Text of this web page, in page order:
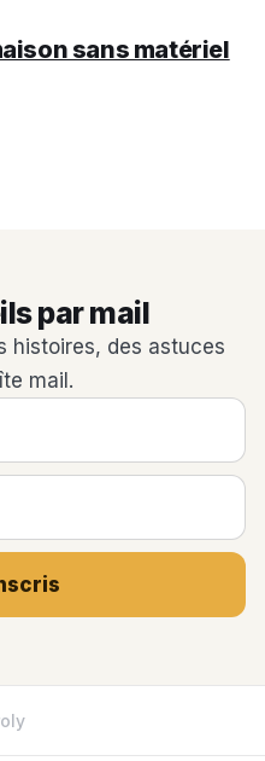
sans matériel
par mail
histoires, des astuces
mail.